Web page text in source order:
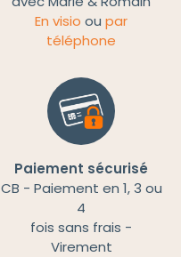
En visio ou par
téléphone
Paiement sécurisé
CB - Paiement en 1, 3 ou
4
fois sans frais -
Virement